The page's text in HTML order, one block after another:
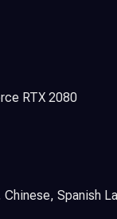
RTX 2080
Spanish